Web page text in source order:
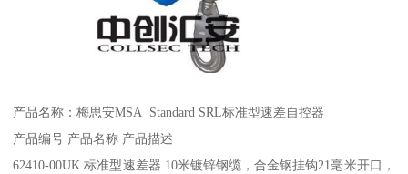
产品名称：梅思安MSA Standard SRL标准型速差自控器
产品编号 产品名称 产品描述
62410-00UK 标准型速差器 10米镀锌钢缆，合金钢挂钩21毫米开口，